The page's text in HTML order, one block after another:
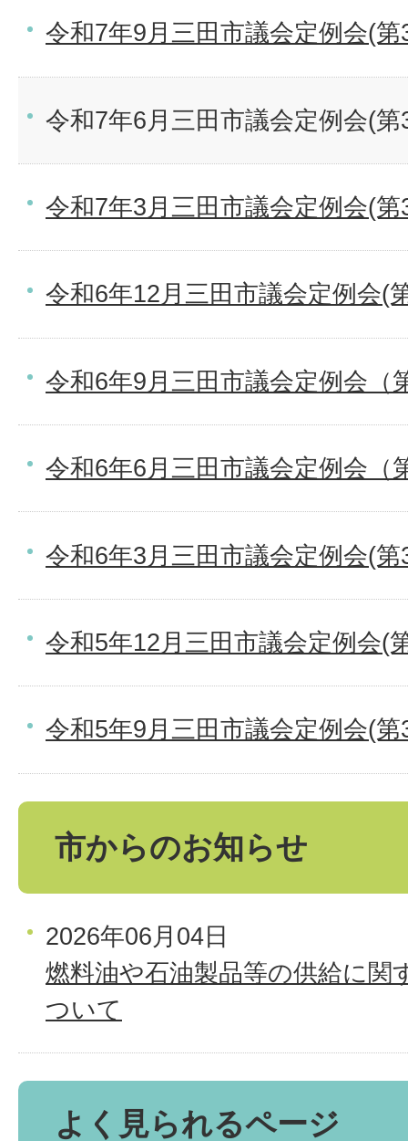
令和7年9月三田市議会定例会(
令和7年6月三田市議会定例会(
令和7年3月三田市議会定例会(
令和6年12月三田市議会定例会(
令和6年9月三田市議会定例会（
令和6年6月三田市議会定例会（
令和6年3月三田市議会定例会(
令和5年12月三田市議会定例会(
令和5年9月三田市議会定例会(
市からのお知らせ
2026年06月04日
燃料油や石油製品等の供給に関
ついて
よく見られるページ